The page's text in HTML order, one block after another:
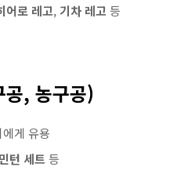
어로 레고, 기차 레고 등
, 농구공)
게 유용
턴 세트 등